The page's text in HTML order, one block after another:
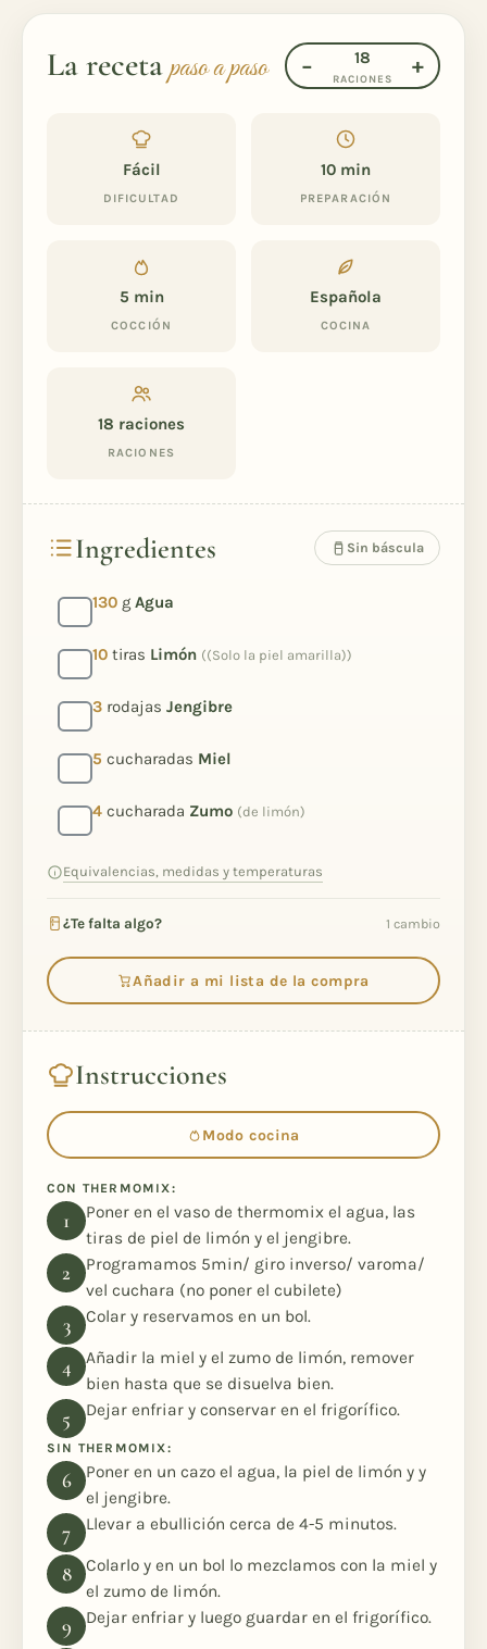
La recetapaso a paso − 18
RACIONES
+
Fácil
DIFICULTAD
10 min
PREPARACIÓN
5 min
COCCIÓN
Española
COCINA
18 raciones
RACIONES
Ingredientes Sin báscula
130 g Agua
10 tiras Limón ((Solo la piel amarilla))
3 rodajas Jengibre
5 cucharadas Miel
4 cucharada Zumo (de limón)
Equivalencias, medidas y temperaturas
¿Te falta algo? 1 cambio
Añadir a mi lista de la compra
Instrucciones
Modo cocina
CON THERMOMIX:
Poner en el vaso de thermomix el agua, las
tiras de piel de limón y el jengibre.
Programamos 5min/ giro inverso/ varoma/
vel cuchara (no poner el cubilete)
Colar y reservamos en un bol.
Añadir la miel y el zumo de limón, remover
bien hasta que se disuelva bien.
Dejar enfriar y conservar en el frigorífico.
SIN THERMOMIX:
Poner en un cazo el agua, la piel de limón y y
el jengibre.
Llevar a ebullición cerca de 4-5 minutos.
Colarlo y en un bol lo mezclamos con la miel y
el zumo de limón.
Dejar enfriar y luego guardar en el frigorífico.